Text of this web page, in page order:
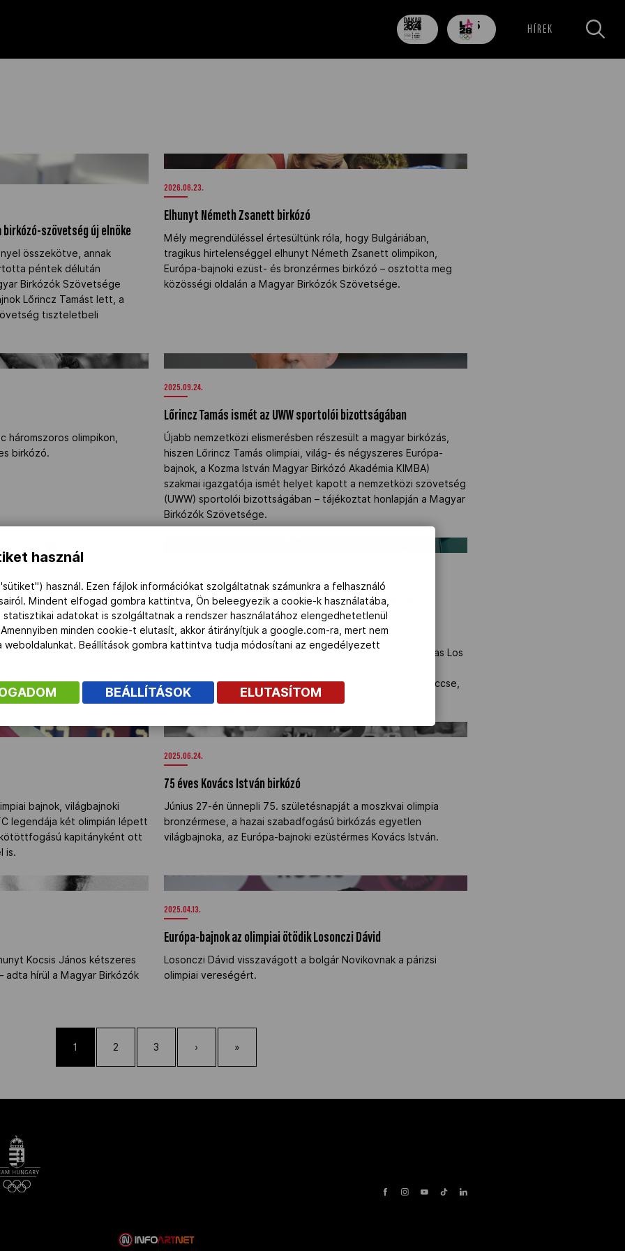
84
nap
705
nap HÍREK
birkózó-szövetség új elnöke"
birkózó-szövetség új elnöke
összekötve, annak
péntek délután
Birkózók Szövetsége
Lőrincz Tamást lett, a
tiszteletbeli
Elhunyt Németh Zsanett birkózó" />
2026.06.23.
Elhunyt Németh Zsanett birkózó
Mély megrendüléssel értesültünk róla, hogy Bulgáriában,
tragikus hirtelenséggel elhunyt Németh Zsanett olimpikon,
Európa-bajnoki ezüst- és bronzérmes birkózó – osztotta meg
közösségi oldalán a Magyar Birkózók Szövetsége.
háromszoros olimpikon,
birkózó.
Lőrincz Tamás ismét az UWW sportolói bizottságában" />
2025.09.24.
Lőrincz Tamás ismét az UWW sportolói bizottságában
Újabb nemzetközi elismerésben részesült a magyar birkózás,
hiszen Lőrincz Tamás olimpiai, világ- és négyszeres Európa-
bajnok, a Kozma István Magyar Birkózó Akadémia KIMBA)
szakmai igazgatója ismét helyet kapott a nemzetközi szövetség
(UWW) sportolói bizottságában – tájékoztat honlapján a Magyar
Birkózók Szövetsége.
KIMBA évnyitóján" />
évnyitóján
István Magyar Birkózó
tette többek mellett
Németh Szilárd, az
Fábián László, a Magyar
A birkózó Lévai Zoltán és Lévai Levente kaliforniai álma
A Magyar Olimpiai Bizottság legújabb podcast-sorozata a
Kaliforniai Álom címet viseli, amelyben olyan sportolók
történeteit mutatjuk be, akik elszántan készülnek a 2028-as Los
testvérpár, a párizsi olimpikon Lévai Zoltán és legkisebb öccse,
az idén felnőtt Európa-bajnoki címet ünneplő Levente.
bajnok, világbajnoki
legendája két olimpián lépett
kapitányként ott
is.
75 éves Kovács István birkózó" />
2025.06.24.
75 éves Kovács István birkózó
Június 27-én ünnepli 75. születésnapját a moszkvai olimpia
bronzérmese, a hazai szabadfogású birkózás egyetlen
világbajnoka, az Európa-bajnoki ezüstérmes Kovács István.
Kocsis János kétszeres
adta hírül a Magyar Birkózók
Európa-bajnok az olimpiai ötödik Losonczi Dávid" />
2025.04.13.
Európa-bajnok az olimpiai ötödik Losonczi Dávid
Losonczi Dávid visszavágott a bolgár Novikovnak a párizsi
olimpiai vereségért.
1 2 3 › »
használ
használ. Ezen fájlok információkat szolgáltatnak számunkra a felhasználó
Mindent elfogad gombra kattintva, Ön beleegyezik a cookie-k használatába,
statisztikai adatokat is szolgáltatnak a rendszer használatához elengedhetetlenül
minden cookie-t elutasít, akkor átirányítjuk a google.com-ra, mert nem
weboldalunkat. Beállítások gombra kattintva tudja módosítani az engedélyezett
BEÁLLÍTÁSOK ELUTASÍTOM